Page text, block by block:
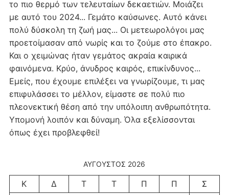
το πιο θερμό των τελευταίων δεκαετιών. Μοιάζει
με αυτό του 2024... Γεμάτο καύσωνες. Αυτό κάνει
πολύ δύσκολη τη ζωή μας... Οι μετεωρολόγοι μας
προετοίμασαν από νωρίς και το ζούμε στο έπακρο.
Και ο χειμώνας ήταν γεμάτος ακραία καιρικά
φαινόμενα. Κρύο, άνυδρος καιρός, επικίνδυνος...
Εμείς, που έχουμε επιλέξει να γνωρίζουμε, τι μας
επιφυλάσσει το μέλλον, είμαστε σε πολύ πιο
πλεονεκτική θέση από την υπόλοιπη ανθρωπότητα.
Υπομονή λοιπόν και δύναμη. Όλα εξελίσσονται
όπως έχει προβλεφθεί!
ΑΎΓΟΥΣΤΟΣ 2026
Κ Δ Τ Τ Π Π
Σ